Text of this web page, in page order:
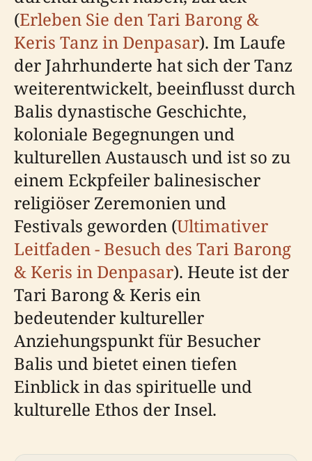
(Erleben Sie den Tari Barong &
Keris Tanz in Denpasar). Im Laufe
der Jahrhunderte hat sich der Tanz
weiterentwickelt, beeinflusst durch
Balis dynastische Geschichte,
koloniale Begegnungen und
kulturellen Austausch und ist so zu
einem Eckpfeiler balinesischer
religiöser Zeremonien und
Festivals geworden (Ultimativer
Leitfaden - Besuch des Tari Barong
& Keris in Denpasar). Heute ist der
Tari Barong & Keris ein
bedeutender kultureller
Anziehungspunkt für Besucher
Balis und bietet einen tiefen
Einblick in das spirituelle und
kulturelle Ethos der Insel.